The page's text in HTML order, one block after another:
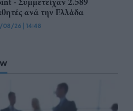
ανά την Ελλάδα
08/26 | 14:48